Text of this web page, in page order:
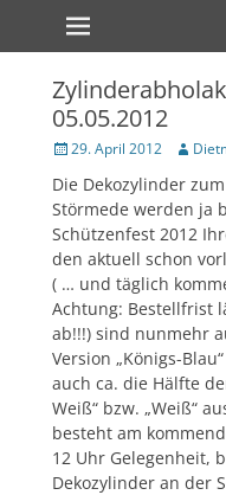
zum
Inhalt
Primärmenü
05.05.2012
Veröffentlicht
29. April 2012 Author
Die Dekozylinder
Störmede werden ja
Schützenfest 2012
den aktuell schon
( … und täglich
Achtung: Bestellfrist
ab!!!) sind nunmehr
Version „Königs-
auch ca. die Hälfte
Weiß“ bzw. „Weiß“
besteht am
12 Uhr Gelegenheit,
Dekozylinder an der